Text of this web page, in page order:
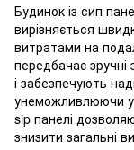
Будинок із сип
вирізняється
витратами на
передбачає
і забезпечують
унеможливлюючи
sip панелі
знизити загальні